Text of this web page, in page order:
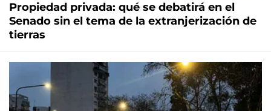
Propiedad privada: qué se debatirá en el
Senado sin el tema de la extranjerización de
tierras